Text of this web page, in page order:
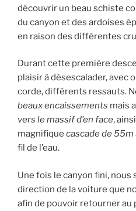
découvrir un beau schiste
du canyon et des ardoises
en raison des différentes
Durant cette première
plaisir à désescalader, avec
corde, différents ressauts.
beaux encaissements mais
vers le massif d’en face,
magnifique cascade de 55m
fil de l’eau.
Une fois le canyon fini, nous
direction de la voiture que
afin de pouvoir retourner au